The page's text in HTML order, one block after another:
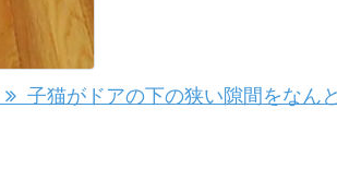
子猫がドアの下の狭い隙間をなん